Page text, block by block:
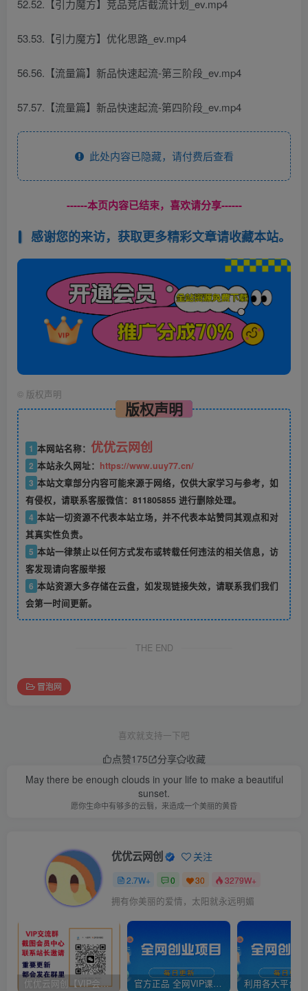
52.52.【引力魔方】竞品竞店截流计划_ev.mp4
53.53.【引力魔方】优化思路_ev.mp4
56.56.【流量篇】新品快速起流-第三阶段_ev.mp4
57.57.【流量篇】新品快速起流-第四阶段_ev.mp4
此处内容已隐藏，请付费后查看
------本页内容已结束，喜欢请分享------
感谢您的来访，获取更多精彩文章请收藏本站。
© 版权声明
版权声明
1 本网站名称： 优优云网创
2 本站永久网址： https://www.uuy77.cn/
3 本站文章部分内容可能来源于网络，仅供大家学习与参考，如
有侵权，请联系客服微信：811805855 进行删除处理。
4 本站一切资源不代表本站立场，并不代表本站赞同其观点和对
其真实性负责。
5 本站一律禁止以任何方式发布或转载任何违法的相关信息，访
客发现请向客服举报
6 本站资源大多存储在云盘，如发现链接失效，请联系我们我们
会第一时间更新。
THE END
冒泡网
喜欢就支持一下吧
点赞175 分享
收藏
May there be enough clouds in your life to make a beautiful
sunset.
愿你生命中有够多的云翳，来造成一个美丽的黄昏
优优云网创 关注
2.7W+ 0 30 3279W+
拥有你美丽的爱情，太阳就永远明媚
优优云网创【VIP会员专属交流群】 官方正品 全网VIP课程 无损下载~